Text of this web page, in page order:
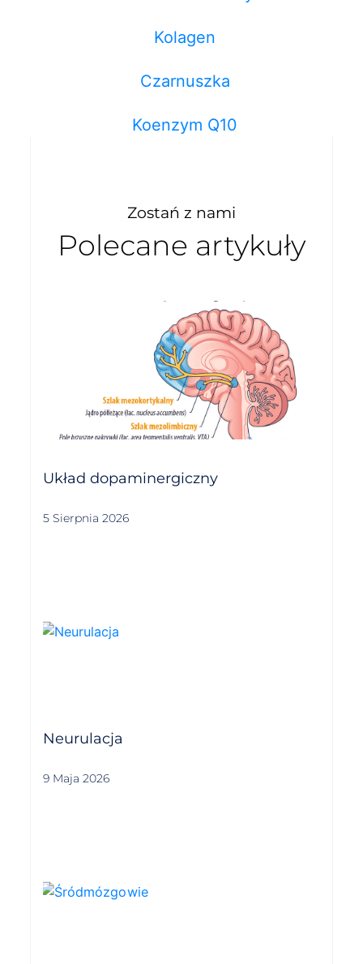
Kolagen
Czarnuszka
Koenzym Q10
Zostań z nami
Polecane artykuły
Układ dopaminergiczny
5 Sierpnia 2026
Neurulacja
9 Maja 2026